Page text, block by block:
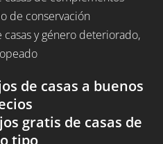
de conservación
casas y género deteriorado,
de casas a buenos
gratis de casas de
tipo